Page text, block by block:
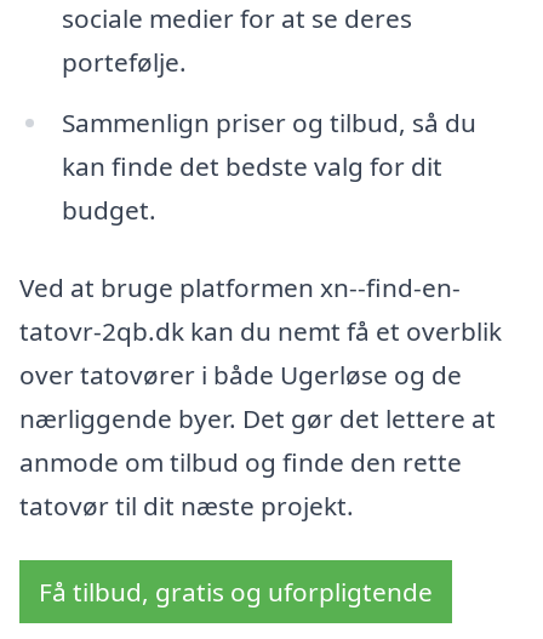
sociale medier for at se deres
portefølje.
Sammenlign priser og tilbud, så du
kan finde det bedste valg for dit
budget.
Ved at bruge platformen xn--find-en-
tatovr-2qb.dk kan du nemt få et overblik
over tatovører i både Ugerløse og de
nærliggende byer. Det gør det lettere at
anmode om tilbud og finde den rette
tatovør til dit næste projekt.
Få tilbud, gratis og uforpligtende